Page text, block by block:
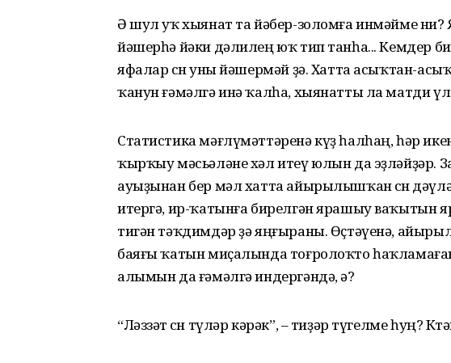
Ә шул уҡ хыянат та йәбер-золомға инмәйме
йәшерһә йәки дәлилең юҡ тип танһа... Кемдер
яфалар өсөн уны йәшермәй ҙә. Хатта асыҡтан-
ҡанун ғәмәлгә инә ҡалһа, хыянатты ла матди
Статистика мәғлүмәттәренә күҙ һалһаң, һәр
ҡырҡыу мәсьәләне хәл итеү юлын да эҙләйҙәр.
ауыҙынан бер мәл хатта айырылышҡан өсөн
итергә, ир-ҡатынға бирелгән ярашыу ваҡытын
тигән тәҡдимдәр ҙә яңғыраны. Өҫтәүенә,
баяғы ҡатын миҫалында тоғролоҡто һаҡламаған
алымын да ғәмәлгә индергәндә, ә?
“Ләззәт өсөн түләр кәрәк”, – тиҙәр түгелме һуң?